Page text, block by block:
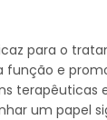
para o
função e
um papel